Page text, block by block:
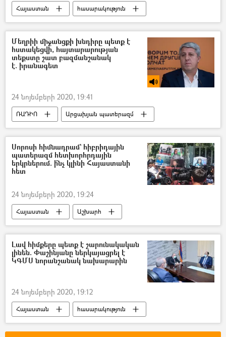
Հայաստան
հասարակություն
Քաղաքականություն
Գագիկ Ծառուկյան
մանդատ
ԱԺ (Ազգային ժողով)
Մեղրիի միջանցքի խնդիրը պետք է
հստակեցվի, հայտարարության
տեքստը շատ բազմանշանակ
է. իրանագետ
24 նոյեմբերի 2020, 19:41
ՌԱԴԻՈ
Արցախյան պատերազմ
Թուրքիա
Իրանի Իսլամական Հանրապետություն
Սորոսի հիմնադրամ` հիբրիդային
պատերազմ հետխորհրդային
երկրներում. ի՞նչ կլինի Հայաստանի
հետ
24 նոյեմբերի 2020, 19:24
Հայաստան
Աշխարհ
Սորոսի հիմնադրամ
ԽՍՀՄ
Լավ հիմքերը պետք է շարունակական
լինեն. Փաշինյանը ներկայացրել է
ԿԳՄՍ նորանշանակ նախարարին
24 նոյեմբերի 2020, 19:12
Հայաստան հասարակություն